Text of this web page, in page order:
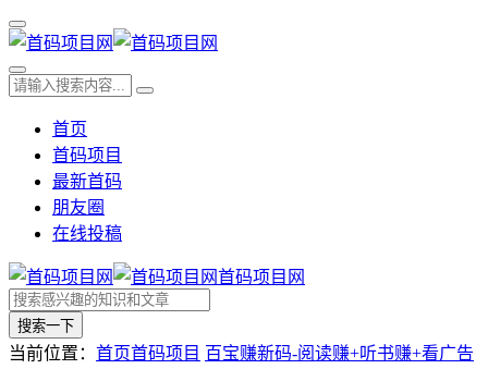
首页
首码项目
最新首码
朋友圈
在线投稿
首码项目网
搜索一下
当前位置： 首页首码项目 百宝赚新码-阅读赚+听书赚+看广告